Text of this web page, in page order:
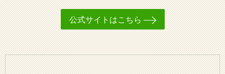
公式サイトはこちら